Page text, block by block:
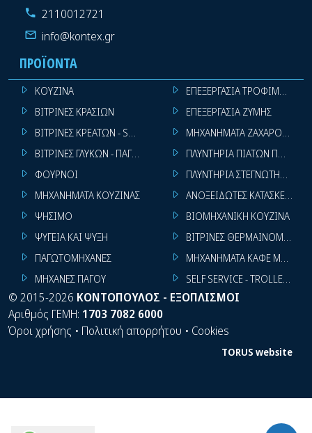
2110012721
info@kontex.gr
ΠΡΟΪΌΝΤΑ
ΚΟΥΖΙΝΑ
ΒΙΤΡΙΝΕΣ ΚΡΑΣΙΩΝ
ΒΙΤΡΙΝΕΣ ΚΡΕΑΤΩΝ - SUPER MARKET
ΒΙΤΡΙΝΕΣ ΓΛΥΚΩΝ - ΠΑΓΩΤΩΝ
ΦΟΥΡΝΟΙ
ΜΗΧΑΝΗΜΑΤΑ ΚΟΥΖΙΝΑΣ
ΨΗΣΙΜΟ
ΨΥΓΕΙΑ ΚΑΙ ΨΥΞΗ
ΠΑΓΩΤΟΜΗΧΑΝΕΣ
ΜΗΧΑΝΕΣ ΠΑΓΟΥ
ΕΠΕΞΕΡΓΑΣΙΑ ΤΡΟΦΙΜΩΝ
ΕΠΕΞΕΡΓΑΣΙΑ ΖΥΜΗΣ
ΜΗΧΑΝΗΜΑΤΑ
ΠΛΥΝΤΗΡΙΑ ΠΙΑΤΩΝ
ΠΛΥΝΤΗΡΙΑ ΣΤΕΓΝΩΤΗΡΙΑ
ΑΝΟΞΕΙΔΩΤΕΣ ΚΑΤΑΣΚΕΥΕΣ
ΒΙΟΜΗΧΑΝΙΚΗ ΚΟΥΖΙΝΑ
ΒΙΤΡΙΝΕΣ ΘΕΡΜΑΙΝΟΜΕΝΕΣ
ΜΗΧΑΝΗΜΑΤΑ ΚΑΦΕ ΜΠΑΡ
SELF SERVICE - TROLLEY -
© 2015-2026 ΚΟΝΤΟΠΟΥΛΟΣ - ΕΞΟΠΛΙΣΜΟΙ
Αριθμός ΓΕΜΗ: 1703 7082 6000
Όροι χρήσης • Πολιτική απορρήτου • Cookies
TORUS website